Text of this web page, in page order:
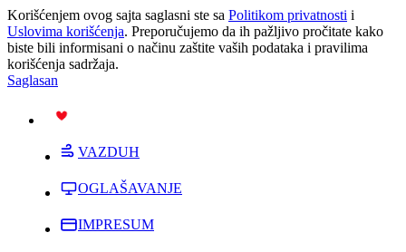
Korišćenjem ovog sajta saglasni ste sa Politikom privatnosti i
Uslovima korišćenja. Preporučujemo da ih pažljivo pročitate kako
biste bili informisani o načinu zaštite vaših podataka i pravilima
korišćenja sadržaja.
Saglasan
VAZDUH
OGLAŠAVANJE
IMPRESUM